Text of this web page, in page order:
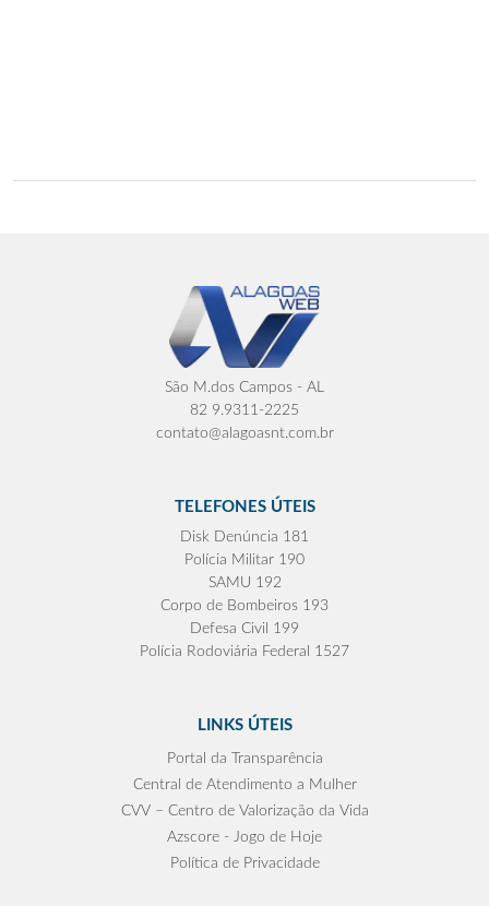
São M.dos Campos - AL
82 9.9311-2225
contato@alagoasnt.com.br
TELEFONES ÚTEIS
Disk Denúncia 181
Polícia Militar 190
SAMU 192
Corpo de Bombeiros 193
Defesa Civil 199
Polícia Rodoviária Federal 1527
LINKS ÚTEIS
Portal da Transparência
Central de Atendimento a Mulher
CVV – Centro de Valorização da Vida
Azscore - Jogo de Hoje
Política de Privacidade